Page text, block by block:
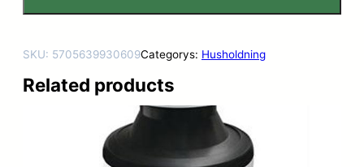
SKU: 5705639930609Categorys: Husholdning
Related products